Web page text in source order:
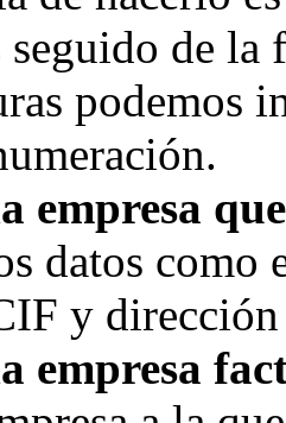
seguido de
podemos
empresa
datos como
y
empresa